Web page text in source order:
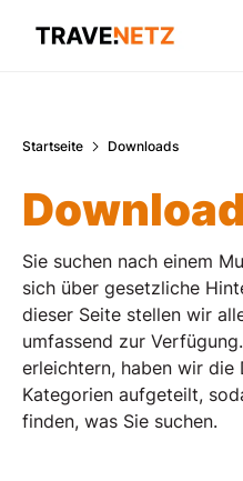
Startseite Downloads
Sie suchen nach einem
sich über gesetzliche
dieser Seite stellen wir
umfassend zur
erleichtern, haben wir die
Kategorien aufgeteilt,
finden, was Sie suchen.